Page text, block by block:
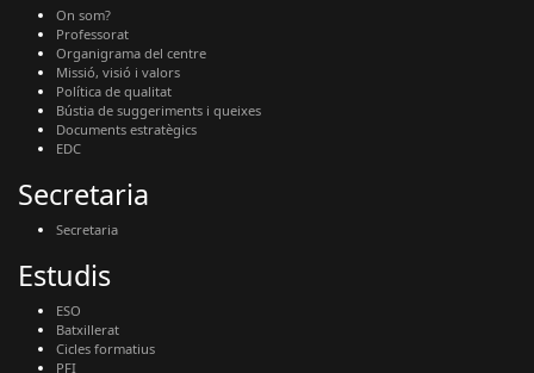
On som?
Professorat
Organigrama del centre
Missió, visió i valors
Política de qualitat
Bústia de suggeriments i queixes
Documents estratègics
EDC
Secretaria
Secretaria
Estudis
ESO
Batxillerat
Cicles formatius
PFI